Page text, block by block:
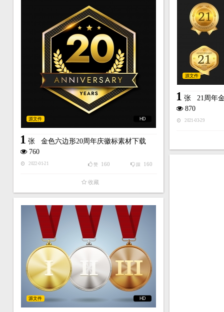
HD
源文件
1 张金色六边形20周年庆徽标素材下载
760
2022-01-21 踩 160
赞 160
收藏
源文件
1 张21周年
870
2021-03-29
HD
源文件